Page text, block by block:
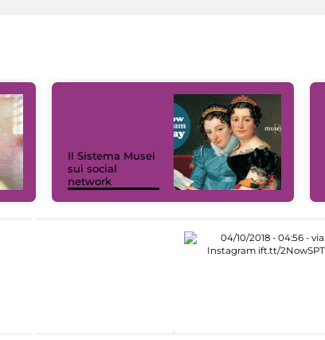
Il Sistema Musei
sui social
network